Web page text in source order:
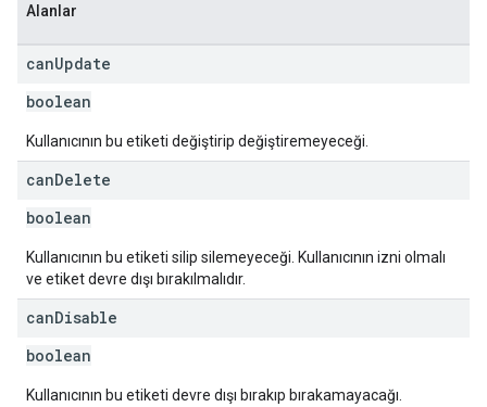
Alanlar
canUpdate
boolean
Kullanıcının bu etiketi değiştirip değiştiremeyeceği.
canDelete
boolean
Kullanıcının bu etiketi silip silemeyeceği. Kullanıcının izni olmalı
ve etiket devre dışı bırakılmalıdır.
canDisable
boolean
Kullanıcının bu etiketi devre dışı bırakıp bırakamayacağı.